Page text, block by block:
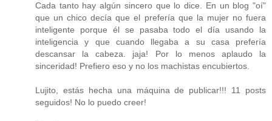
Cada tanto hay algún sincero que lo dice. En un blog "oí"
que un chico decía que el prefería que la mujer no fuera
inteligente porque él se pasaba todo el día usando la
inteligencia y que cuando llegaba a su casa prefería
descansar la cabeza. jaja! Por lo menos aplaudo la
sinceridad! Prefiero eso y no los machistas encubiertos.
Lujito, estás hecha una máquina de publicar!!! 11 posts
seguidos! No lo puedo creer!